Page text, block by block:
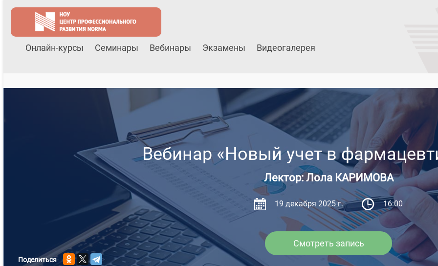
Онлайн-курсы Семинары Вебинары Экзамены Видеогалерея
Вебинар «Новый учет в
Лектор: Лола КАРИМОВА
19 декабря 2025 г. 16:00
Смотреть запись
Поделиться